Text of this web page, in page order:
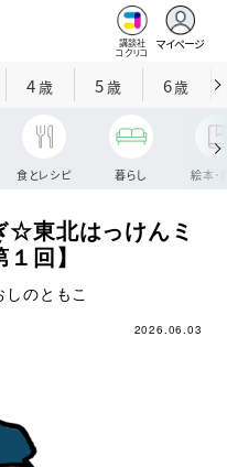
講談社
コクリコ
マイページ
4歳 5歳 6歳
食とレシピ 暮らし 絵本・
☆東北はっけんミ
回】
しのともこ
2026.06.03